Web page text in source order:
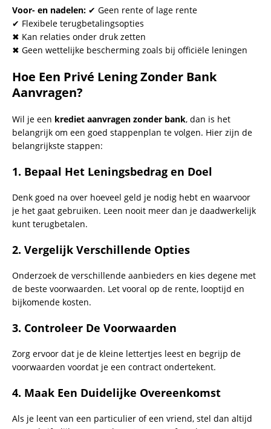
Voor- en nadelen: ✔ Geen rente of lage rente
✔ Flexibele terugbetalingsopties
✖ Kan relaties onder druk zetten
✖ Geen wettelijke bescherming zoals bij officiële leningen
Hoe Een Privé Lening Zonder Bank
Aanvragen?
Wil je een krediet aanvragen zonder bank, dan is het
belangrijk om een goed stappenplan te volgen. Hier zijn de
belangrijkste stappen:
1. Bepaal Het Leningsbedrag en Doel
Denk goed na over hoeveel geld je nodig hebt en waarvoor
je het gaat gebruiken. Leen nooit meer dan je daadwerkelijk
kunt terugbetalen.
2. Vergelijk Verschillende Opties
Onderzoek de verschillende aanbieders en kies degene met
de beste voorwaarden. Let vooral op de rente, looptijd en
bijkomende kosten.
3. Controleer De Voorwaarden
Zorg ervoor dat je de kleine lettertjes leest en begrijp de
voorwaarden voordat je een contract ondertekent.
4. Maak Een Duidelijke Overeenkomst
Als je leent van een particulier of een vriend, stel dan altijd